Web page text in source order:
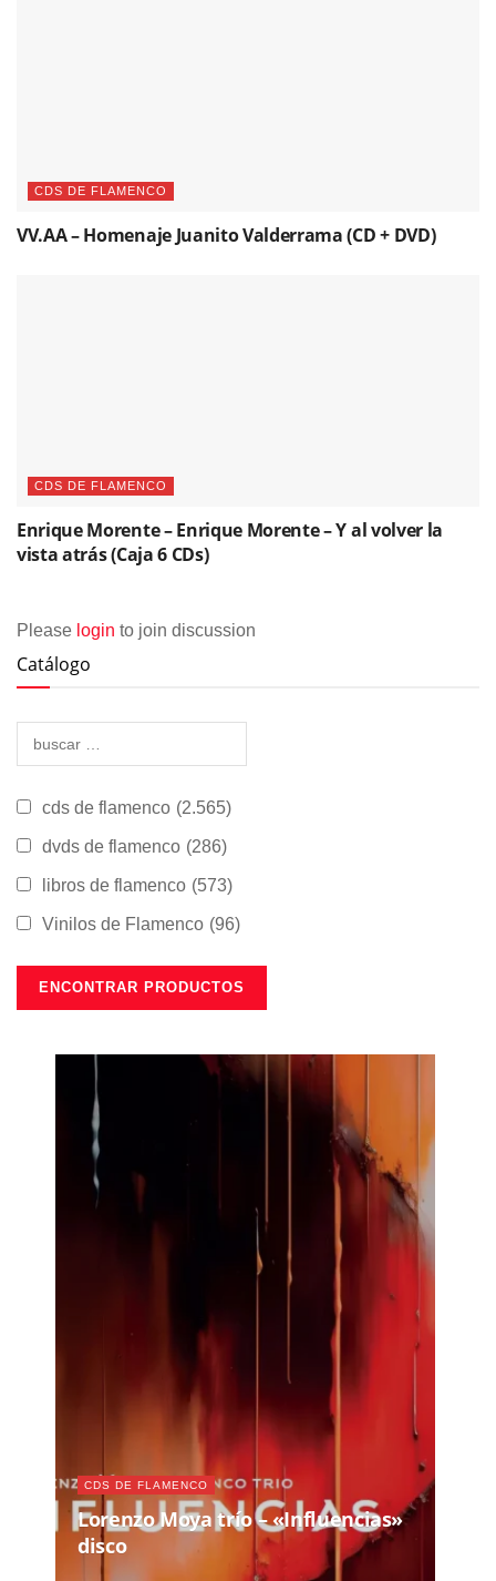
CDS DE FLAMENCO
VV.AA – Homenaje Juanito Valderrama (CD + DVD)
CDS DE FLAMENCO
Enrique Morente – Enrique Morente – Y al volver la
vista atrás (Caja 6 CDs)
Please login to join discussion
Catálogo
cds de flamenco (2.565)
dvds de flamenco (286)
libros de flamenco (573)
Vinilos de Flamenco (96)
CDS DE FLAMENCO
Lorenzo Moya trío – «Influencias»
disco